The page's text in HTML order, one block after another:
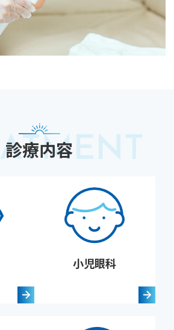
診療内容
小児眼科